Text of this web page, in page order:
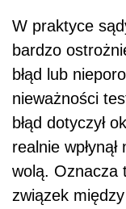
W praktyce
bardzo
błąd lub
nieważności
błąd dotyczył
realnie
wolą. Oznacza
związek